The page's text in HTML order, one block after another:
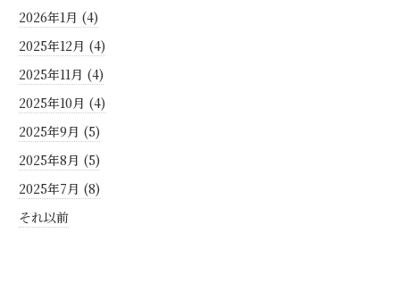
2026年1月 (4)
2025年12月 (4)
2025年11月 (4)
2025年10月 (4)
2025年9月 (5)
2025年8月 (5)
2025年7月 (8)
それ以前